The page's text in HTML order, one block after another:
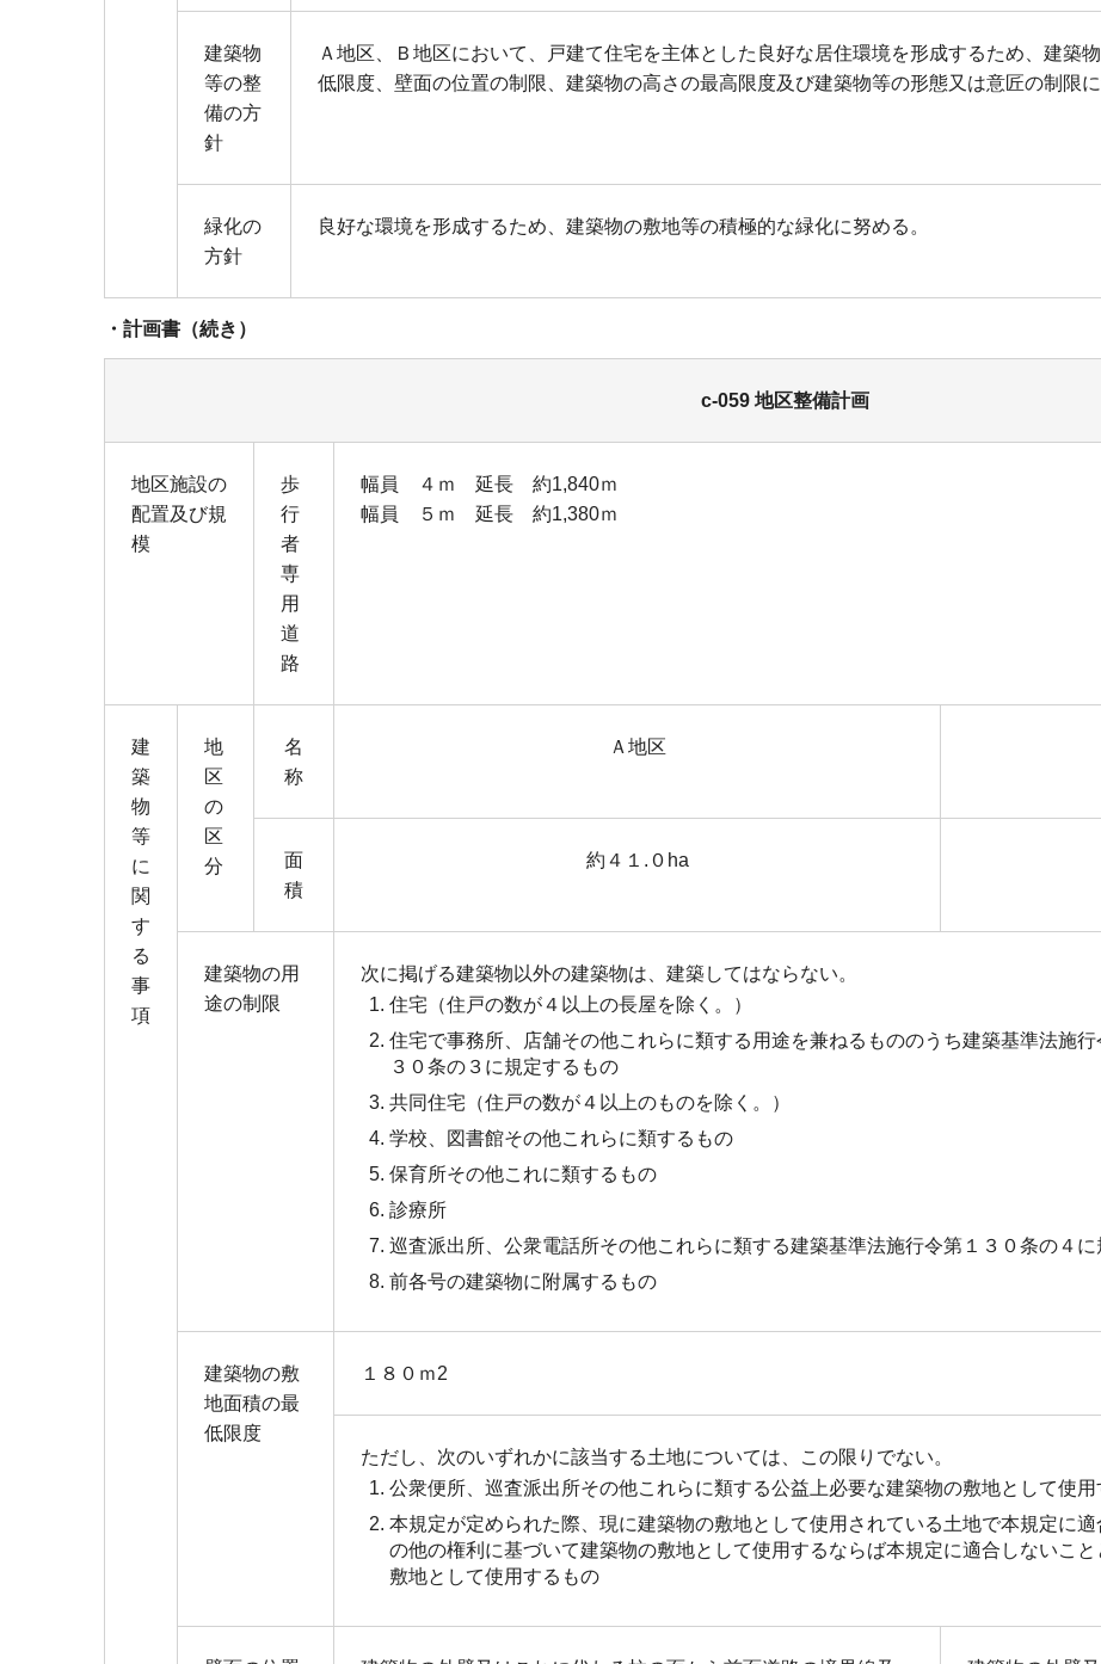
建築物
等の整
備の方
針
Ａ地区、Ｂ地区において、戸建て住宅を主体とした良好な居住環境を形成するため、建築
低限度、壁面の位置の制限、建築物の高さの最高限度及び建築物等の形態又は意匠の制限に
緑化の
方針
良好な環境を形成するため、建築物の敷地等の積極的な緑化に努める。
・計画書（続き）
c-059 地区整備計画
地区施設の
配置及び規
模
歩
行
者
専
用
道
路
幅員 ４ｍ 延長 約1,840ｍ
幅員 ５ｍ 延長 約1,380ｍ
建
築
物
等
に
関
す
る
事
項
地
区
の
区
分
名
称
Ａ地区
面
積
約４１.０ha
建築物の用
途の制限
次に掲げる建築物以外の建築物は、建築してはならない。
住宅（住戸の数が４以上の長屋を除く。）
住宅で事務所、店舗その他これらに類する用途を兼ねるもののうち建築基準法施
３０条の３に規定するもの
共同住宅（住戸の数が４以上のものを除く。）
学校、図書館その他これらに類するもの
保育所その他これに類するもの
診療所
巡査派出所、公衆電話所その他これらに類する建築基準法施行令第１３０条の４
前各号の建築物に附属するもの
建築物の敷
地面積の最
低限度
１８０ｍ2
ただし、次のいずれかに該当する土地については、この限りでない。
公衆便所、巡査派出所その他これらに類する公益上必要な建築物の敷地として使用
本規定が定められた際、現に建築物の敷地として使用されている土地で本規定に
の他の権利に基づいて建築物の敷地として使用するならば本規定に適合しないこ
敷地として使用するもの